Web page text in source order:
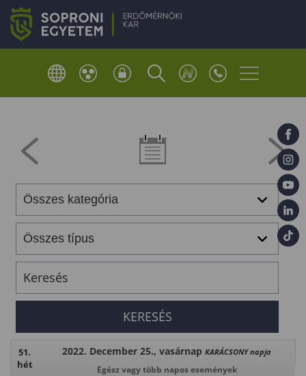
51.
hét
2022. December 25., vasárnap KARÁCSONY napja
Egész vagy több napos események